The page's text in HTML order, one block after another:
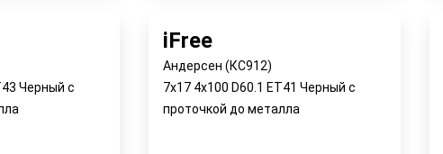
Черный с
iFree
Андерсен (КС912)
7x17 4x100 D60.1 ET41 Черный с
проточкой до металла